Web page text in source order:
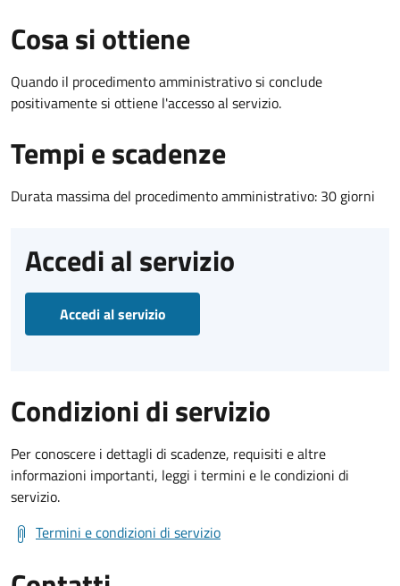
Cosa si ottiene
Quando il procedimento amministrativo si conclude
positivamente si ottiene l'accesso al servizio.
Tempi e scadenze
Durata massima del procedimento amministrativo: 30 giorni
Accedi al servizio
Accedi al servizio
Condizioni di servizio
Per conoscere i dettagli di scadenze, requisiti e altre
informazioni importanti, leggi i termini e le condizioni di
servizio.
Termini e condizioni di servizio